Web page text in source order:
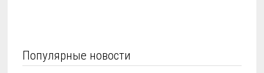
Популярные новости